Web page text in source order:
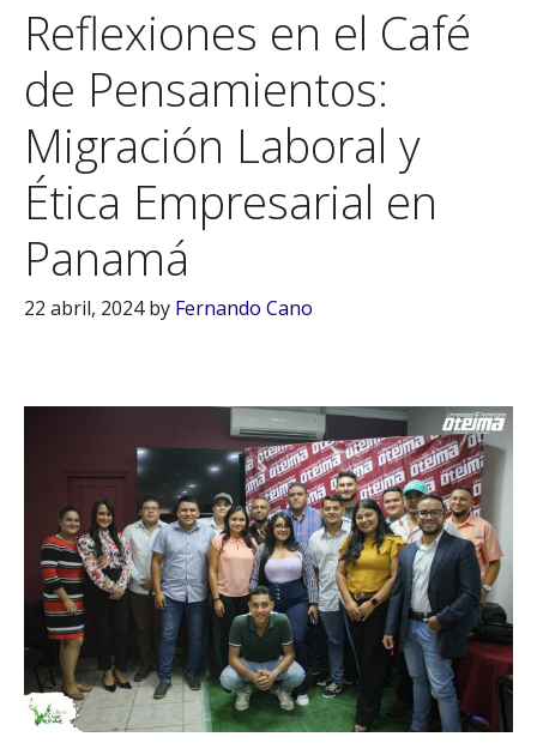
Reflexiones en el Café
de Pensamientos:
Migración Laboral y
Ética Empresarial en
Panamá
22 abril, 2024by Fernando Cano